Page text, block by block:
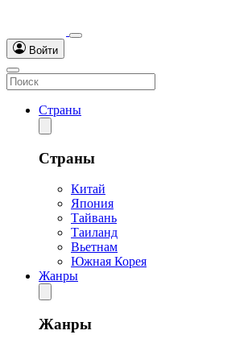
Войти
Страны
Страны
Китай
Япония
Тайвань
Таиланд
Вьетнам
Южная Корея
Жанры
Жанры